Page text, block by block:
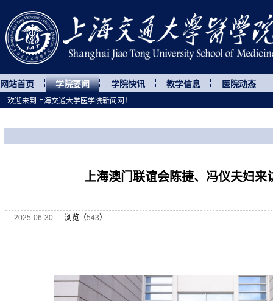
网站首页 学院要闻 学院快讯 教学信息 医院动态
上海澳门联谊会陈捷、冯仪夫妇来
2025-06-30 浏览（543）
欢迎来到上海交通大学医学院新闻网！